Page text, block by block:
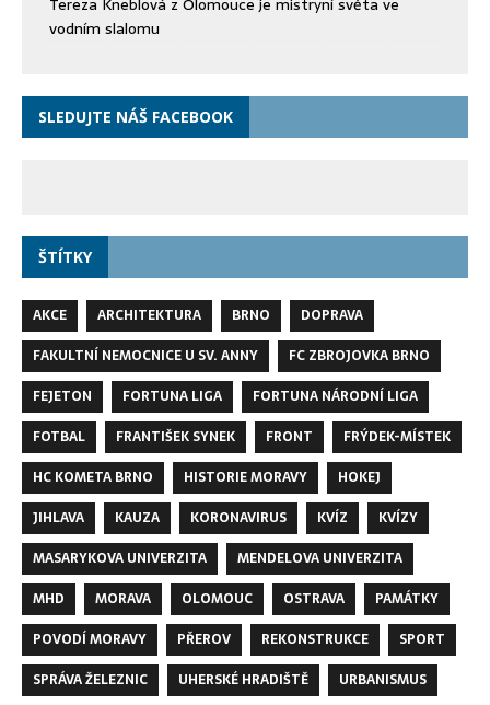
vodním slalomu
SLEDUJTE NÁŠ FACEBOOK
ŠTÍTKY
AKCE ARCHITEKTURA BRNO
DOPRAVA
FAKULTNÍ NEMOCNICE U SV. ANNY
FC ZBROJOVKA BRNO
FEJETON
FORTUNA LIGA
FORTUNA NÁRODNÍ LIGA
FOTBAL
FRANTIŠEK SYNEK FRONT
FRÝDEK-MÍSTEK
HC KOMETA BRNO
HISTORIE MORAVY
HOKEJ
JIHLAVA
KAUZA KORONAVIRUS KVÍZ
KVÍZY
MASARYKOVA UNIVERZITA
MENDELOVA UNIVERZITA
MHD
MORAVA OLOMOUC OSTRAVA
PAMÁTKY
POVODÍ MORAVY
PŘEROV REKONSTRUKCE
SPORT
SPRÁVA ŽELEZNIC
UHERSKÉ HRADIŠTĚ
URBANISMUS